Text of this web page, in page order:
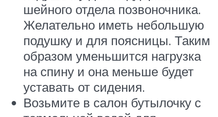
шейного отдела позвоночника.
Желательно иметь небольшую
подушку и для поясницы. Таким
образом уменьшится нагрузка
на спину и она меньше будет
уставать от сидения.
Возьмите в салон бутылочку с